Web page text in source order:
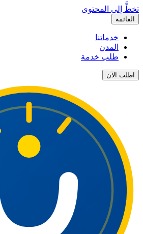
تخطَّ إلى المحتوى
القائمة
خدماتنا
المدن
طلب خدمة
اطلب الآن